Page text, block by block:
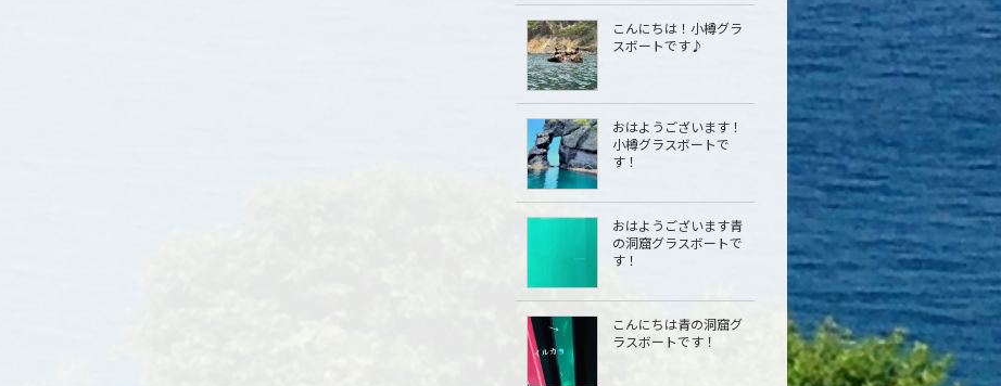
こんにちは！小樽グラ
スボートです♪
おはようございます！
小樽グラスボートで
す！
おはようございます青
の洞窟グラスボートで
す！
こんにちは青の洞窟グ
ラスボートです！